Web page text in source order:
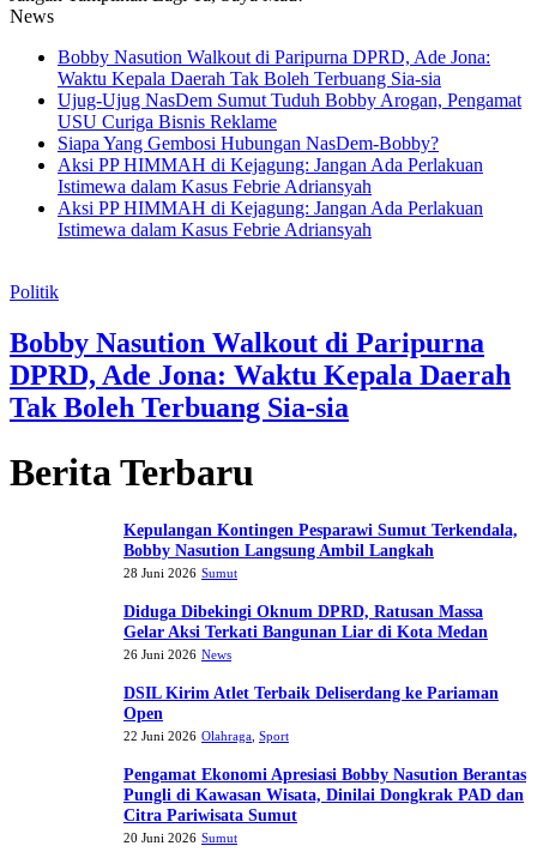
News
Bobby Nasution Walkout di Paripurna DPRD, Ade Jona:
Waktu Kepala Daerah Tak Boleh Terbuang Sia-sia
Ujug-Ujug NasDem Sumut Tuduh Bobby Arogan, Pengamat
USU Curiga Bisnis Reklame
Siapa Yang Gembosi Hubungan NasDem-Bobby?
Aksi PP HIMMAH di Kejagung: Jangan Ada Perlakuan
Istimewa dalam Kasus Febrie Adriansyah
Aksi PP HIMMAH di Kejagung: Jangan Ada Perlakuan
Istimewa dalam Kasus Febrie Adriansyah
Politik
Bobby Nasution Walkout di Paripurna
DPRD, Ade Jona: Waktu Kepala Daerah
Tak Boleh Terbuang Sia-sia
Berita Terbaru
Kepulangan Kontingen Pesparawi Sumut Terkendala,
Bobby Nasution Langsung Ambil Langkah
28 Juni 2026 Sumut
Diduga Dibekingi Oknum DPRD, Ratusan Massa
Gelar Aksi Terkati Bangunan Liar di Kota Medan
26 Juni 2026 News
DSIL Kirim Atlet Terbaik Deliserdang ke Pariaman
Open
22 Juni 2026 Olahraga Sport
Pengamat Ekonomi Apresiasi Bobby Nasution Berantas
Pungli di Kawasan Wisata, Dinilai Dongkrak PAD dan
Citra Pariwisata Sumut
20 Juni 2026 Sumut